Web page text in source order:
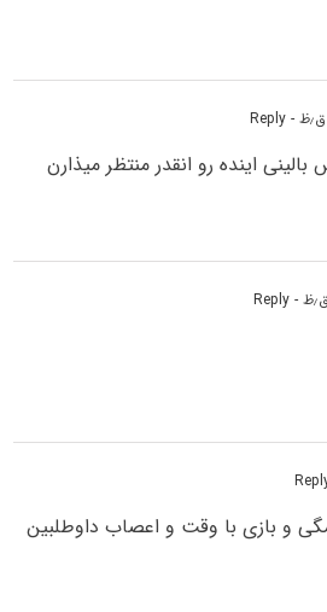
- Reply
اینده رو انقدر منتظر میذارن
- Reply
و بازی با وقت و اعصاب داوطلبین